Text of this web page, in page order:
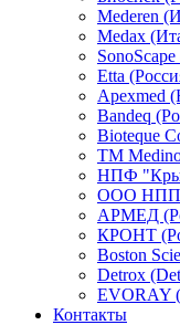
Mederen
Medax
Etta
Apexmed
Bandeq
Bioteque
TM
НПФ
ООО НПП
АРМЕД
КРОНТ
Boston
Detrox
EVORAY
Контакты